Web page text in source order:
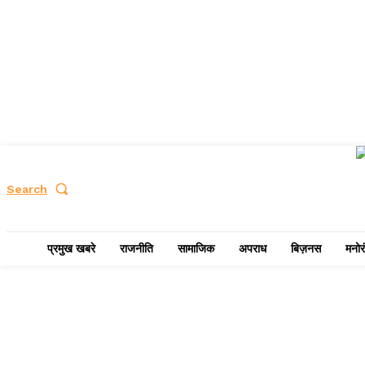
Search
प्रमुख खबरे राजनीति सामाजिक अपराध बिज़नस